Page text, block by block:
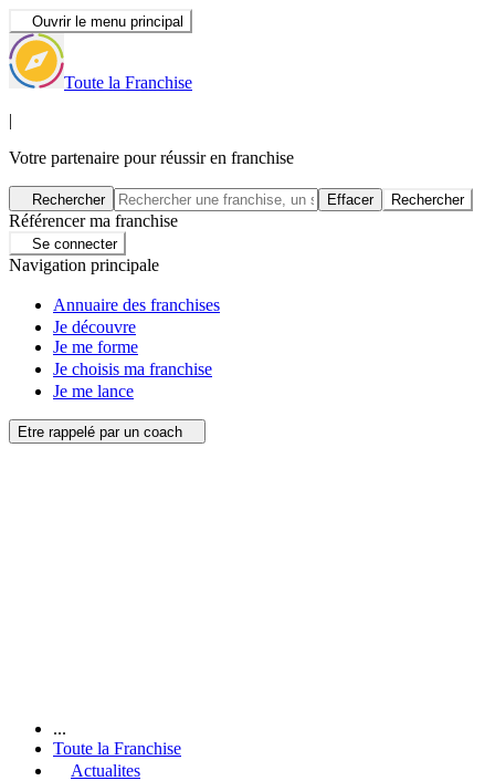
Ouvrir le menu principal
Toute la Franchise
|
Votre partenaire pour réussir en franchise
Rechercher Effacer Rechercher
Référencer ma franchise
Se connecter
Navigation principale
Annuaire des franchises
Je découvre
Je me forme
Je choisis ma franchise
Je me lance
Etre rappelé par un coach
...
Toute la Franchise
Actualites